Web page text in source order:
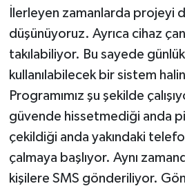
İlerleyen zamanlarda projeyi
düşünüyoruz. Ayrıca cihaz
takılabiliyor. Bu sayede
kullanılabilecek bir sistem
Programımız şu şekilde
güvende hissetmediği anda
çekildiği anda yakındaki
çalmaya başlıyor. Aynı
kişilere SMS gönderiliyor.